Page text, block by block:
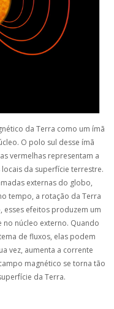
da Terra como um ímã
O polo sul desse ímã
vermelhas representam a
da superfície terrestre.
externas do globo,
tempo, a rotação da Terra
esses efeitos produzem um
núcleo externo. Quando
de fluxos, elas podem
vez, aumenta a corrente
magnético se torna tão
da Terra.